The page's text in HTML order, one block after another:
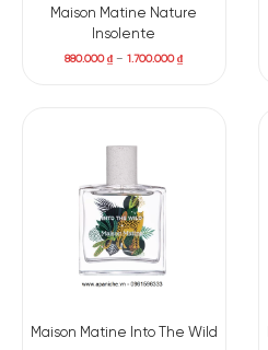
Maison Matine Nature
Insolente
880.000₫ –1.700.000₫
Maison Matine Into The Wild